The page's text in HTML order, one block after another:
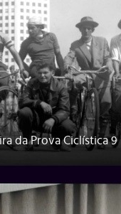
da Prova Ciclística 9